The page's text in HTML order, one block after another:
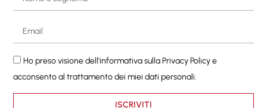
Ho preso visione dell'informativa sullaPrivacy Policye
acconsento al trattamento dei miei dati personali.
ISCRIVITI